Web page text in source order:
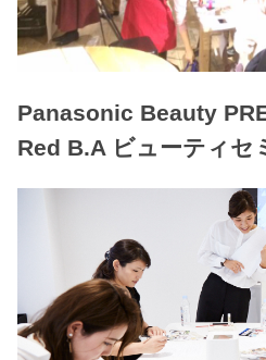
Panasonic Beauty
Red B.A ビューティセ